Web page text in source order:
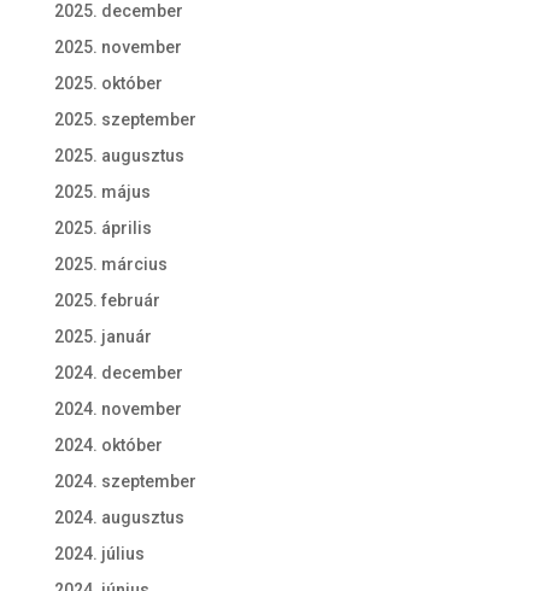
2025. december
2025. november
2025. október
2025. szeptember
2025. augusztus
2025. május
2025. április
2025. március
2025. február
2025. január
2024. december
2024. november
2024. október
2024. szeptember
2024. augusztus
2024. július